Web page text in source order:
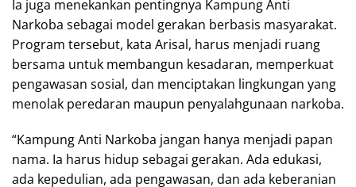
Ia juga menekankan pentingnya Kampung Anti
Narkoba sebagai model gerakan berbasis masyarakat.
Program tersebut, kata Arisal, harus menjadi ruang
bersama untuk membangun kesadaran, memperkuat
pengawasan sosial, dan menciptakan lingkungan yang
menolak peredaran maupun penyalahgunaan narkoba.
“Kampung Anti Narkoba jangan hanya menjadi papan
nama. Ia harus hidup sebagai gerakan. Ada edukasi,
ada kepedulian, ada pengawasan, dan ada keberanian